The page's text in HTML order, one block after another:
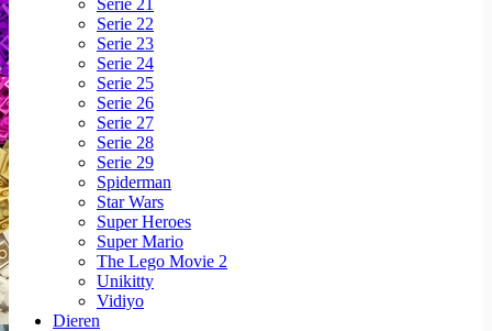
Serie 22
Serie 23
Serie 24
Serie 25
Serie 26
Serie 27
Serie 28
Serie 29
Spiderman
Star Wars
Super Heroes
Super Mario
The Lego Movie 2
Unikitty
Vidiyo
Dieren